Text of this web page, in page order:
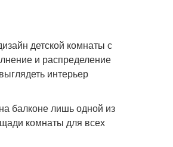
детской комнаты с
и распределение
интерьер
балконе лишь одной из
комнаты для всех